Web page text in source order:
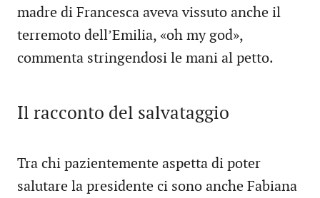
madre di Francesca aveva vissuto anche il
terremoto dell’Emilia, «oh my god»,
commenta stringendosi le mani al petto.
Il racconto del salvataggio
Tra chi pazientemente aspetta di poter
salutare la presidente ci sono anche Fabiana